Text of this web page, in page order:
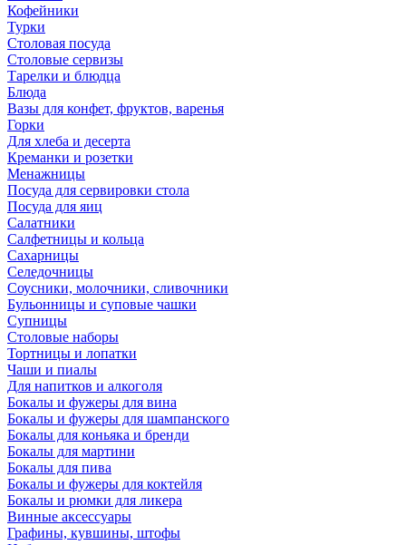
Кофейники
Турки
Столовая посуда
Столовые сервизы
Тарелки и блюдца
Блюда
Вазы для конфет, фруктов, варенья
Горки
Для хлеба и десерта
Креманки и розетки
Менажницы
Посуда для сервировки стола
Посуда для яиц
Салатники
Салфетницы и кольца
Сахарницы
Селедочницы
Соусники, молочники, сливочники
Бульонницы и суповые чашки
Супницы
Столовые наборы
Тортницы и лопатки
Чаши и пиалы
Для напитков и алкоголя
Бокалы и фужеры для вина
Бокалы и фужеры для шампанского
Бокалы для коньяка и бренди
Бокалы для мартини
Бокалы для пива
Бокалы и фужеры для коктейля
Бокалы и рюмки для ликера
Винные аксессуары
Графины, кувшины, штофы